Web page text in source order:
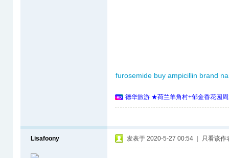
furosemide buy ampicillin brand
德华旅游 ★荷兰羊角村+郁金香花园
Lisafoony 发表于 2020-5-27 00:54 只看该作